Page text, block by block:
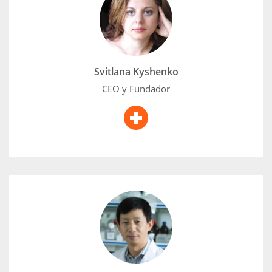
Svitlana Kyshenko
CEO y Fundador
Durante más de 15 años, Svitlana Kyshenko,
fundadora de TenDNA, ha sido una emprendedora
exitosa que ha realizado investigaciones
independientes en los campos de la salud y la
ciencia. Después de experimentar varios problemas
estudio de sus propios genes para identificar las
causas subyacentes de sus problemas.
Li Dali
Un investigador llamado Li Dali trabaja en la Escuela
de Ciencias de la Vida de la Universidad Normal del
Este de China. Obtuvo su doctorado en Genética de
la Universidad Normal de Hunan en 2007. Mientras
realizaba su doctorado, colaboró en proyectos de